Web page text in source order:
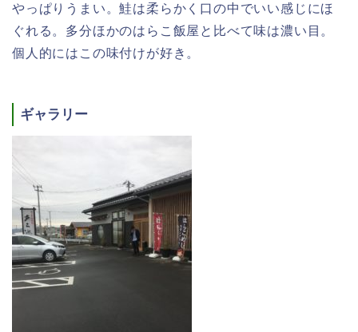
やっぱりうまい。鮭は柔らかく口の中でいい感じにほ
ぐれる。多分ほかのはらこ飯屋と比べて味は濃い目。
個人的にはこの味付けが好き。
ギャラリー